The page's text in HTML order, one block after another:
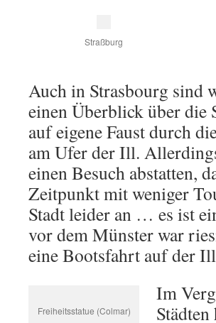
Straßburg
Auch in Strasbourg sind
einen Überblick über die
auf eigene Faust durch
am Ufer der Ill.
einen Besuch abstatten,
Zeitpunkt mit weniger
Stadt leider an … es ist
vor dem Münster war
eine Bootsfahrt auf der
Freiheitsstatue (Colmar)
Im